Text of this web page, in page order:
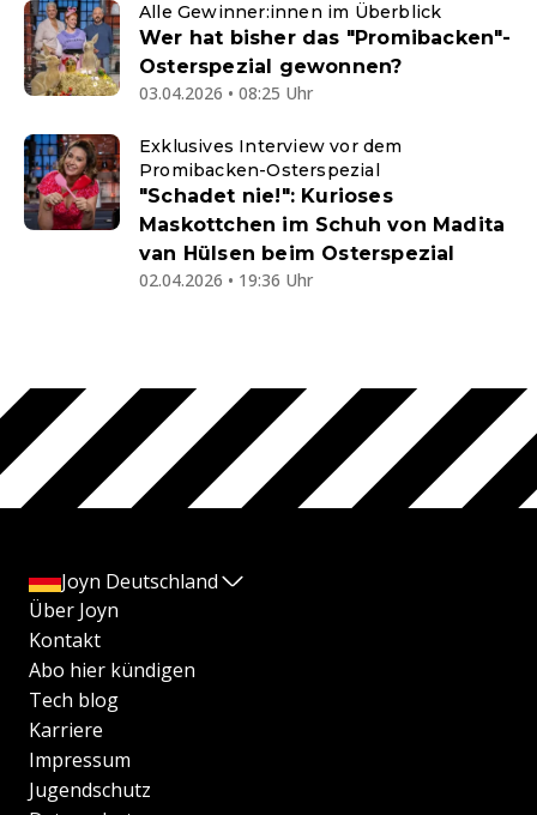
Alle Gewinner:innen im Überblick
Wer hat bisher das "Promibacken"-
Osterspezial gewonnen?
03.04.2026 • 08:25 Uhr
Exklusives Interview vor dem
Promibacken-Osterspezial
"Schadet nie!": Kurioses
Maskottchen im Schuh von Madita
van Hülsen beim Osterspezial
02.04.2026 • 19:36 Uhr
Joyn Deutschland
Über Joyn
Kontakt
Abo hier kündigen
Tech blog
Karriere
Impressum
Jugendschutz